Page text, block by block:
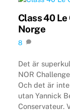
Class 40
Norge
8
Det är
NOR
Och det är
utan Yannick
Conservateur.